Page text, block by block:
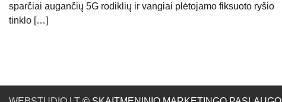
sparčiai augančių 5G rodiklių ir vangiai plėtojamo fiksuoto ryšio
tinklo […]